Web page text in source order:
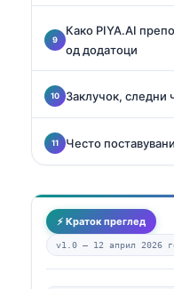
Како PIYA.AI
од додатоци
Заклучок, следни
Често
⚡ Краток преглед
v1.0 — 12 април 2026